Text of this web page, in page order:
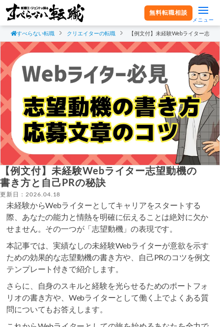
無料転職相談
メニュー
すべらない転職 クリエイターの転職 【例文付】未経験Webライター志望
【例文付】未経験Webライター志望動機の
書き方と自己PRの秘訣
更新日：2026.04.18
未経験からWebライターとしてキャリアをスタートする
際、あなたの能力と情熱を明確に伝えることは絶対に欠か
せません。その一つが「志望動機」の表現です。
本記事では、実績なしの未経験Webライターが意欲を示す
ための効果的な志望動機の書き方や、自己PRのコツを例文
テンプレート付きで紹介します。
さらに、自身のスキルと経験を光らせるためのポートフォ
リオの書き方や、Webライターとして働く上でよくある質
問についてもお答えします。